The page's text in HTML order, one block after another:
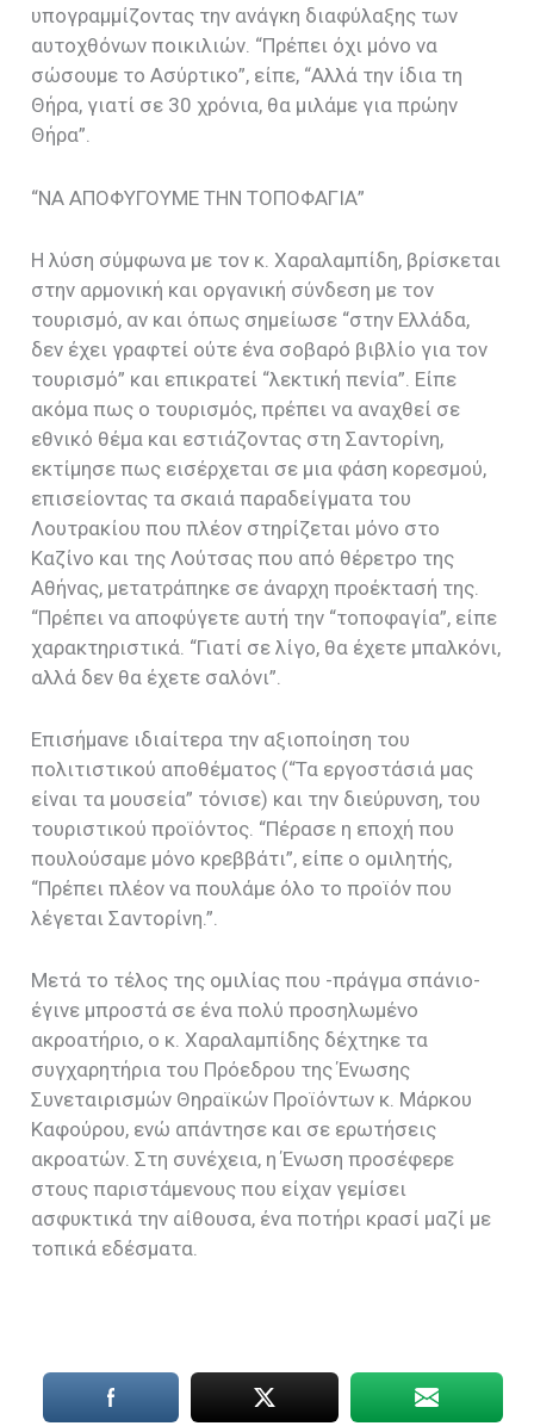
υπογραμμίζοντας την ανάγκη διαφύλαξης των
αυτοχθόνων ποικιλιών. “Πρέπει όχι μόνο να
σώσουμε το Ασύρτικο”, είπε, “Αλλά την ίδια τη
Θήρα, γιατί σε 30 χρόνια, θα μιλάμε για πρώην
Θήρα”.
“ΝΑ ΑΠΟΦΥΓΟΥΜΕ ΤΗΝ ΤΟΠΟΦΑΓΙΑ”
Η λύση σύμφωνα με τον κ. Χαραλαμπίδη, βρίσκεται
στην αρμονική και οργανική σύνδεση με τον
τουρισμό, αν και όπως σημείωσε “στην Ελλάδα,
δεν έχει γραφτεί ούτε ένα σοβαρό βιβλίο για τον
τουρισμό” και επικρατεί “λεκτική πενία”. Είπε
ακόμα πως ο τουρισμός, πρέπει να αναχθεί σε
εθνικό θέμα και εστιάζοντας στη Σαντορίνη,
εκτίμησε πως εισέρχεται σε μια φάση κορεσμού,
επισείοντας τα σκαιά παραδείγματα του
Λουτρακίου που πλέον στηρίζεται μόνο στο
Καζίνο και της Λούτσας που από θέρετρο της
Αθήνας, μετατράπηκε σε άναρχη προέκτασή της.
“Πρέπει να αποφύγετε αυτή την “τοποφαγία”, είπε
χαρακτηριστικά. “Γιατί σε λίγο, θα έχετε μπαλκόνι,
αλλά δεν θα έχετε σαλόνι”.
Επισήμανε ιδιαίτερα την αξιοποίηση του
πολιτιστικού αποθέματος (“Τα εργοστάσιά μας
είναι τα μουσεία” τόνισε) και την διεύρυνση, του
τουριστικού προϊόντος. “Πέρασε η εποχή που
πουλούσαμε μόνο κρεββάτι”, είπε ο ομιλητής,
“Πρέπει πλέον να πουλάμε όλο το προϊόν που
λέγεται Σαντορίνη.”.
Μετά το τέλος της ομιλίας που -πράγμα σπάνιο-
έγινε μπροστά σε ένα πολύ προσηλωμένο
ακροατήριο, ο κ. Χαραλαμπίδης δέχτηκε τα
συγχαρητήρια του Πρόεδρου της Ένωσης
Συνεταιρισμών Θηραϊκών Προϊόντων κ. Μάρκου
Καφούρου, ενώ απάντησε και σε ερωτήσεις
ακροατών. Στη συνέχεια, η Ένωση προσέφερε
στους παριστάμενους που είχαν γεμίσει
ασφυκτικά την αίθουσα, ένα ποτήρι κρασί μαζί με
τοπικά εδέσματα.